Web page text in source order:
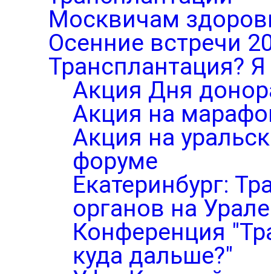
Москвичам
Осенние встречи
Трансплантация?
Акция Дня
Акция на
Акция на
форуме
Екатеринбург:
органов на Урале
Конференция
куда дальше?"